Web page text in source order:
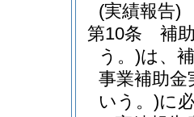
(実績報告)
第10条
補
う。)は、
事業補助金
いう。)に